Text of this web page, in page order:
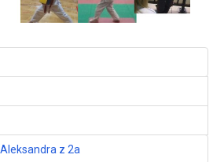
z 2a